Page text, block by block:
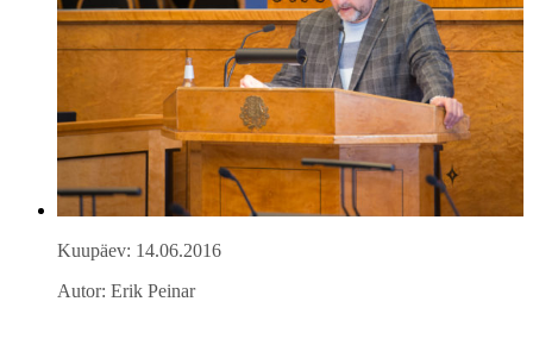
Kuupäev: 14.06.2016
Autor: Erik Peinar